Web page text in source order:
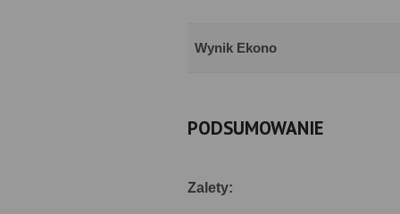
Wynik Ekono
PODSUMOWANIE
Zalety: